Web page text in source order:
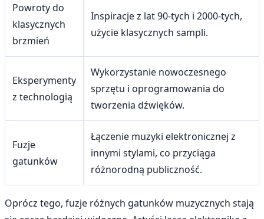
Powroty do
klasycznych
brzmień
Inspiracje z lat 90-tych i 2000-tych,
użycie klasycznych sampli.
Eksperymenty
z technologią
Wykorzystanie nowoczesnego
sprzętu i oprogramowania do
tworzenia dźwięków.
Fuzje
gatunków
Łączenie muzyki elektronicznej z
innymi stylami, co przyciąga
różnorodną publiczność.
Oprócz tego, fuzje różnych gatunków muzycznych stają